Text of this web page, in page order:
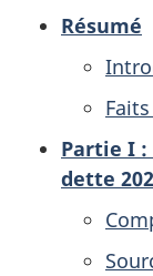
Résumé
Partie I :
dette